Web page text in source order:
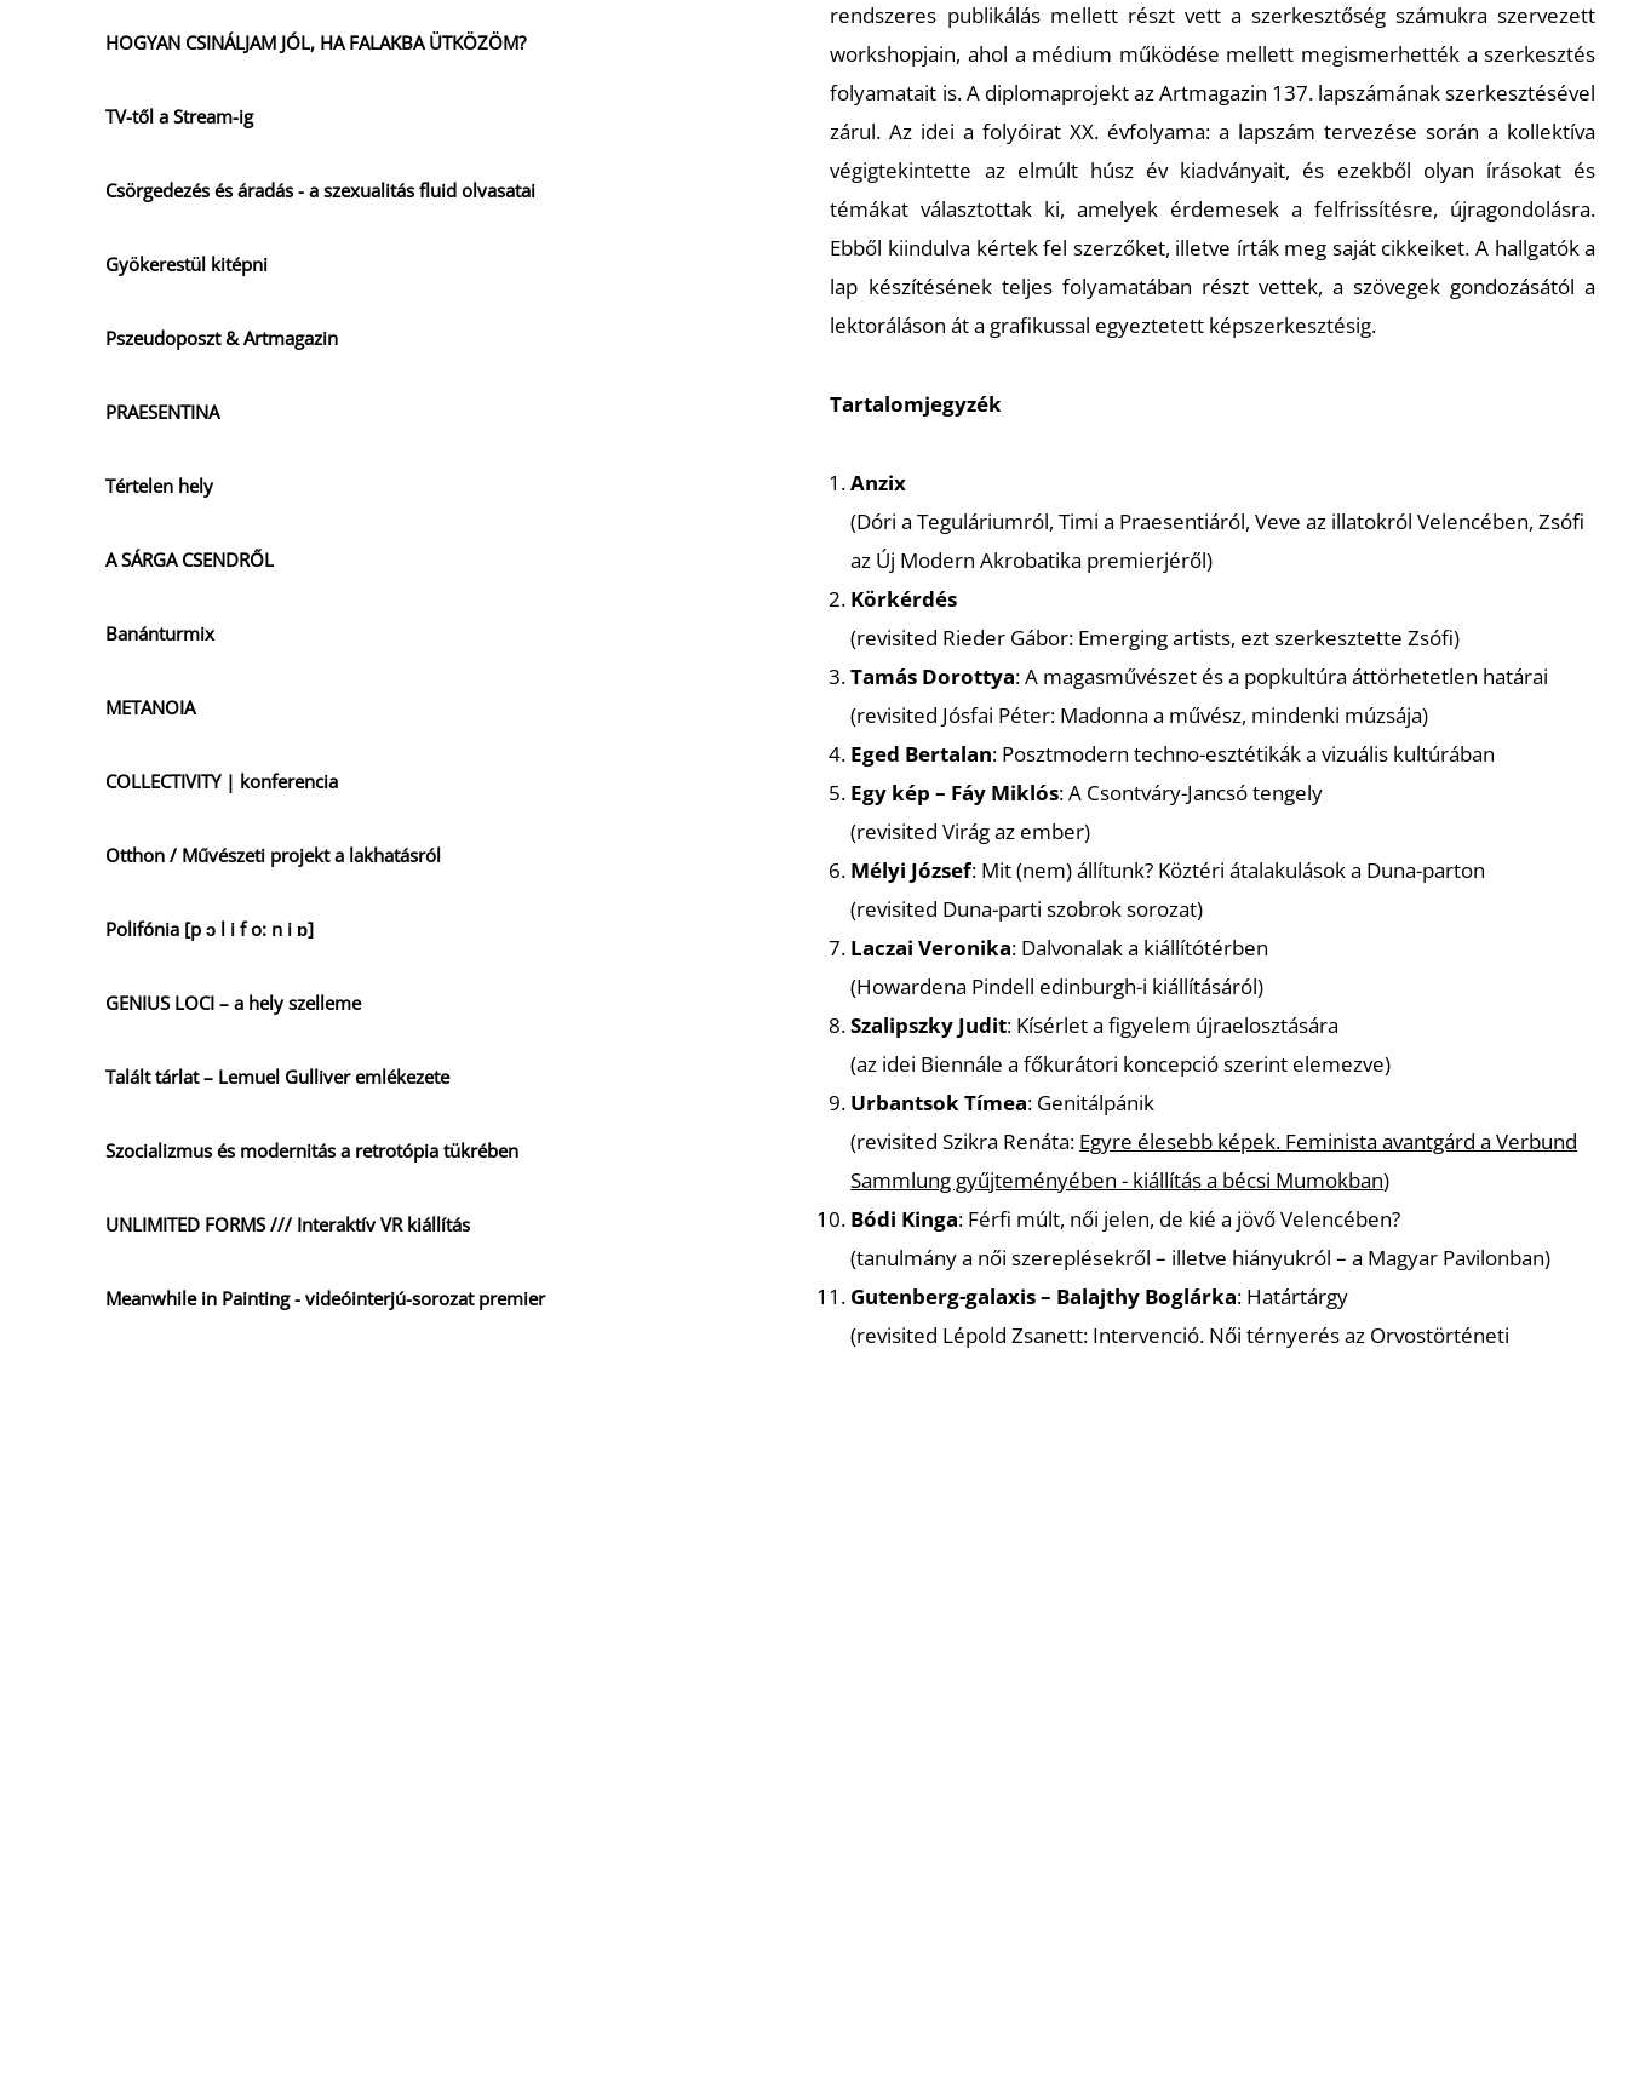
HOGYAN CSINÁLJAM JÓL, HA FALAKBA ÜTKÖZÖM?
TV-től a Stream-ig
Csörgedezés és áradás - a szexualitás fluid olvasatai
Gyökerestül kitépni
Pszeudoposzt & Artmagazin
PRAESENTINA
Tértelen hely
A SÁRGA CSENDRŐL
Banánturmix
METANOIA
COLLECTIVITY | konferencia
Otthon / Művészeti projekt a lakhatásról
Polifónia [p ɔ l i f o: n i ɒ]
GENIUS LOCI – a hely szelleme
Talált tárlat – Lemuel Gulliver emlékezete
Szocializmus és modernitás a retrotópia tükrében
UNLIMITED FORMS /// Interaktív VR kiállítás
Meanwhile in Painting - videóinterjú-sorozat premier
rendszeres publikálás mellett részt vett a szerkesztőség számukra szervezett
workshopjain, ahol a médium működése mellett megismerhették a szerkesztés
folyamatait is. A diplomaprojekt az Artmagazin 137. lapszámának szerkesztésével
zárul. Az idei a folyóirat XX. évfolyama: a lapszám tervezése során a kollektíva
végigtekintette az elmúlt húsz év kiadványait, és ezekből olyan írásokat és
témákat választottak ki, amelyek érdemesek a felfrissítésre, újragondolásra.
Ebből kiindulva kértek fel szerzőket, illetve írták meg saját cikkeiket. A hallgatók a
lap készítésének teljes folyamatában részt vettek, a szövegek gondozásától a
lektoráláson át a grafikussal egyeztetett képszerkesztésig.
Tartalomjegyzék
Anzix
(Dóri a Teguláriumról, Timi a Praesentiáról, Veve az illatokról Velencében, Zsófi
az Új Modern Akrobatika premierjéről)
Körkérdés
(revisited Rieder Gábor: Emerging artists, ezt szerkesztette Zsófi)
Tamás Dorottya: A magasművészet és a popkultúra áttörhetetlen határai
(revisited Jósfai Péter: Madonna a művész, mindenki múzsája)
Eged Bertalan: Posztmodern techno-esztétikák a vizuális kultúrában
Egy kép – Fáy Miklós: A Csontváry-Jancsó tengely
(revisited Virág az ember)
Mélyi József: Mit (nem) állítunk? Köztéri átalakulások a Duna-parton
(revisited Duna-parti szobrok sorozat)
Laczai Veronika: Dalvonalak a kiállítótérben
(Howardena Pindell edinburgh-i kiállításáról)
Szalipszky Judit: Kísérlet a figyelem újraelosztására
(az idei Biennále a főkurátori koncepció szerint elemezve)
Urbantsok Tímea: Genitálpánik
(revisited Szikra Renáta: Egyre élesebb képek. Feminista avantgárd a Verbund
Sammlung gyűjteményében - kiállítás a bécsi Mumokban)
Bódi Kinga: Férfi múlt, női jelen, de kié a jövő Velencében?
(tanulmány a női szereplésekről – illetve hiányukról – a Magyar Pavilonban)
Gutenberg-galaxis – Balajthy Boglárka: Határtárgy
(revisited Lépold Zsanett: Intervenció. Női térnyerés az Orvostörténeti